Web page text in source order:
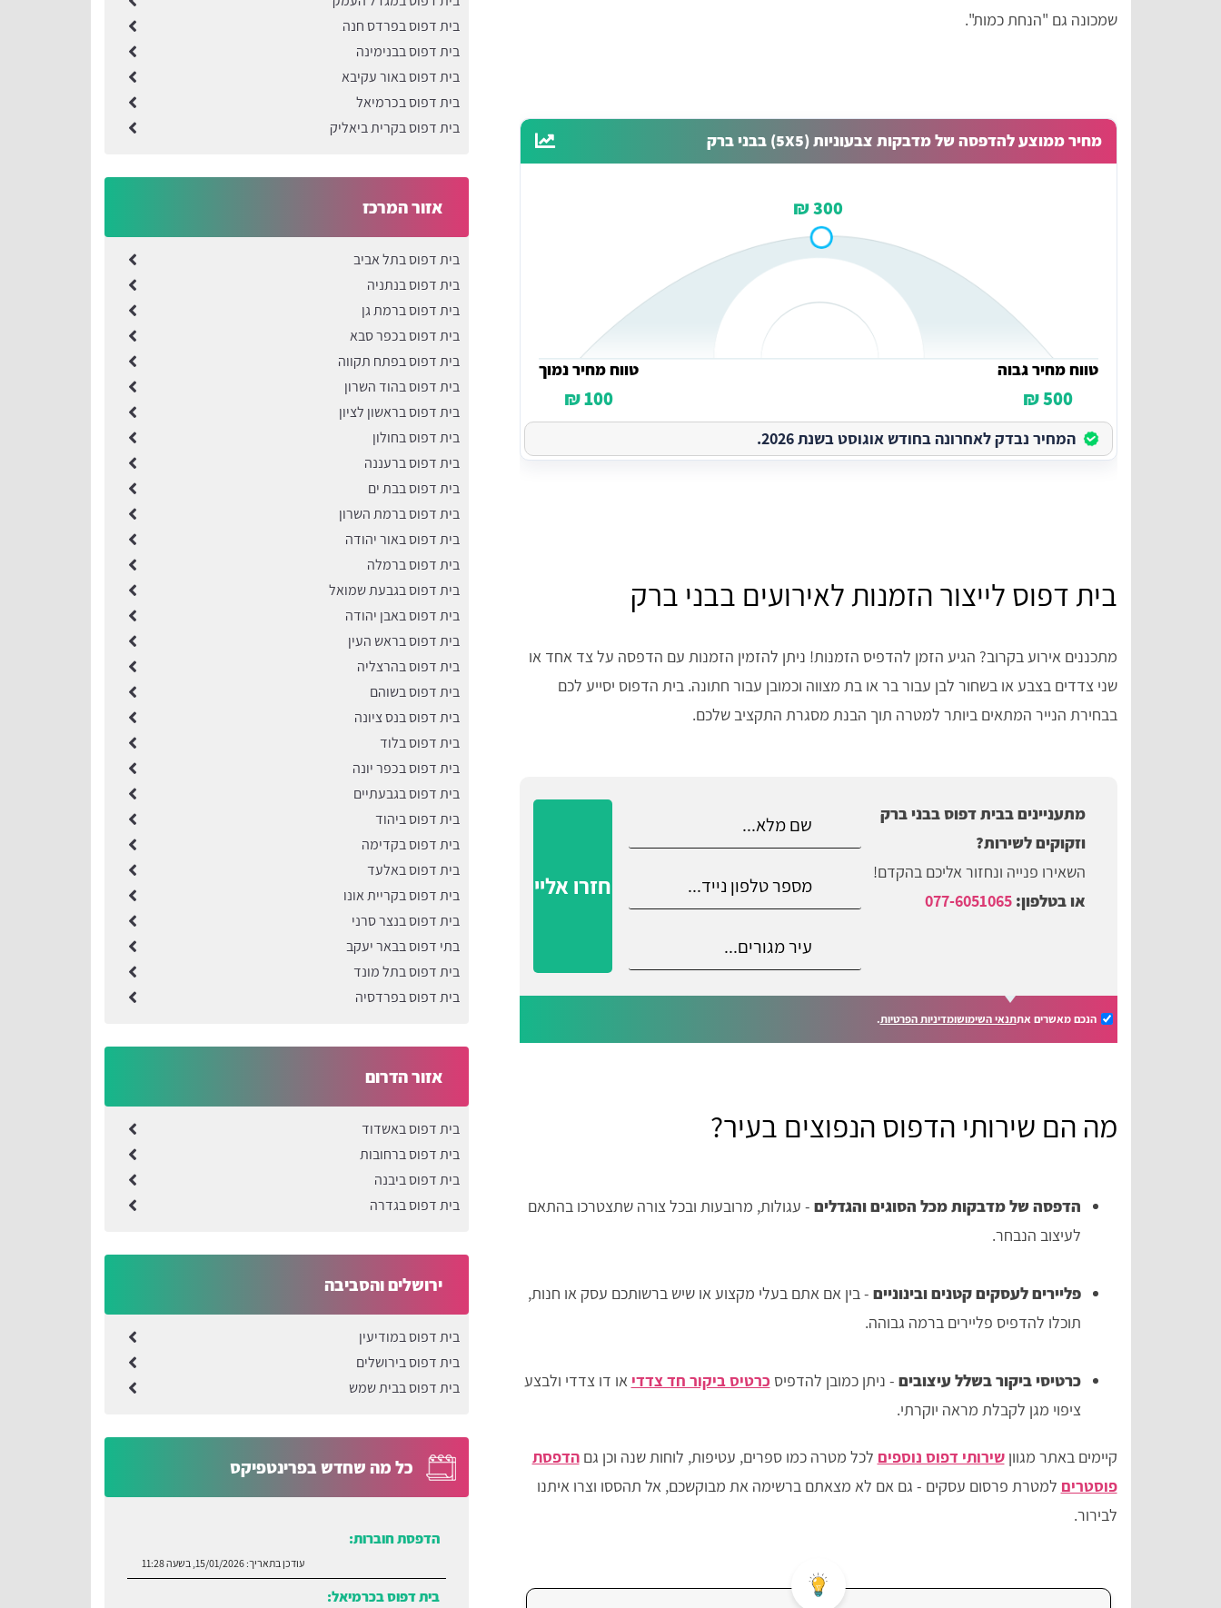
שמכונה גם "הנחת כמות".
מחיר ממוצע להדפסה של מדבקות צבעוניות (5X5) בבני ברק
300 ₪
טווח מחיר גבוה
500 ₪
טווח מחיר נמוך
100 ₪
המחיר נבדק לאחרונה בחודש אוגוסט בשנת 2026.
בית דפוס לייצור הזמנות לאירועים בבני ברק
מתכננים אירוע בקרוב? הגיע הזמן להדפיס הזמנות! ניתן להזמין הזמנות עם הדפסה על צד אחד או
שני צדדים בצבע או בשחור לבן עבור בר או בת מצווה וכמובן עבור חתונה. בית הדפוס יסייע לכם
בבחירת הנייר המתאים ביותר למטרה תוך הבנת מסגרת התקציב שלכם.
מתעניינים בבית דפוס בבני ברק
וזקוקים לשירות?
השאירו פנייה ונחזור אליכם בהקדם!
או בטלפון:077-6051065 חזרו אליי
הנכם מאשרים אתתנאי השימושומדיניות הפרטיות.
מה הם שירותי הדפוס הנפוצים בעיר?
הדפסה של מדבקות מכל הסוגים והגדלים - עגולות, מרובעות ובכל צורה שתצטרכו בהתאם
לעיצוב הנבחר.
פליירים לעסקים קטנים ובינוניים - בין אם אתם בעלי מקצוע או שיש ברשותכם עסק או חנות,
תוכלו להדפיס פליירים ברמה גבוהה.
כרטיסי ביקור בשלל עיצובים - ניתן כמובן להדפיס כרטיס ביקור חד צדדי או דו צדדי ולבצע
ציפוי מגן לקבלת מראה יוקרתי.
קיימים באתר מגווןשירותי דפוס נוספים לכל מטרה כמו ספרים, עטיפות, לוחות שנה וכן גםהדפסת
פוסטרים למטרת פרסום עסקים - גם אם לא מצאתם ברשימה את מבוקשכם, אל תהססו וצרו איתנו
לבירור.
בית דפוס בפרדס חנה
בית דפוס בבנימינה
בית דפוס באור עקיבא
בית דפוס בכרמיאל
בית דפוס בקרית ביאליק
אזור המרכז
בית דפוס בתל אביב
בית דפוס בנתניה
בית דפוס ברמת גן
בית דפוס בכפר סבא
בית דפוס בפתח תקווה
בית דפוס בהוד השרון
בית דפוס בראשון לציון
בית דפוס בחולון
בית דפוס ברעננה
בית דפוס בבת ים
בית דפוס ברמת השרון
​בית דפוס באור יהודה
בית דפוס ברמלה
בית דפוס בגבעת שמואל
בית דפוס באבן יהודה
בית דפוס בראש העין
בית דפוס בהרצליה
בית דפוס בשוהם
בית דפוס בנס ציונה
בית דפוס בלוד
בית דפוס בכפר יונה
בית דפוס בגבעתיים
בית דפוס ביהוד
בית דפוס בקדימה
בית דפוס באלעד
בית דפוס בקריית אונו
בית דפוס בנצר סרני
בתי דפוס בבאר יעקב
בית דפוס בתל מונד
בית דפוס בפרדסיה
אזור הדרום
בית דפוס באשדוד
בית דפוס ברחובות
בית דפוס ביבנה
בית דפוס בגדרה
ירושלים והסביבה
בית דפוס במודיעין
בית דפוס בירושלים
בית דפוס בבית שמש
כל מה שחדש בפרינטפיקס
הדפסת חוברות:
עודכן בתאריך:15/01/2026, בשעה 11:28
בית דפוס בכרמיאל: